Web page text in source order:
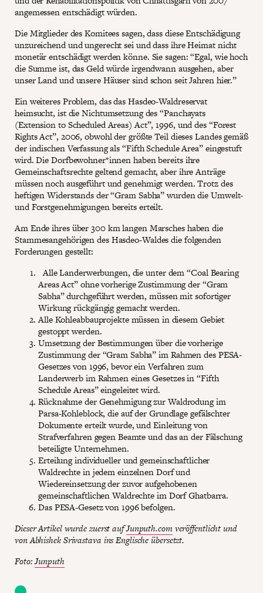
angemessen entschädigt würden.
Die Mitglieder des Komitees sagen, dass diese Entschädigung
unzureichend und ungerecht sei und dass ihre Heimat nicht
monetär entschädigt werden könne. Sie sagen: “Egal, wie hoch
die Summe ist, das Geld würde irgendwann ausgehen, aber
unser Land und unsere Häuser sind schon seit Jahren hier.”
Ein weiteres Problem, das das Hasdeo-Waldreservat
heimsucht, ist die Nichtumsetzung des “Panchayats
(Extension to Scheduled Areas) Act”, 1996, und des “Forest
Rights Act”, 2006, obwohl der größte Teil dieses Landes gemäß
der indischen Verfassung als “Fifth Schedule Area” eingestuft
wird. Die Dorfbewohner*innen haben bereits ihre
Gemeinschaftsrechte geltend gemacht, aber ihre Anträge
müssen noch ausgeführt und genehmigt werden. Trotz des
heftigen Widerstands der “Gram Sabha” wurden die Umwelt-
und Forstgenehmigungen bereits erteilt.
Am Ende ihres über 300 km langen Marsches haben die
Stammesangehörigen des Hasdeo-Waldes die folgenden
Forderungen gestellt:
Alle Landerwerbungen, die unter dem “Coal Bearing
Areas Act” ohne vorherige Zustimmung der “Gram
Sabha” durchgeführt werden, müssen mit sofortiger
Wirkung rückgängig gemacht werden.
Alle Kohleabbauprojekte müssen in diesem Gebiet
gestoppt werden.
Umsetzung der Bestimmungen über die vorherige
Zustimmung der “Gram Sabha” im Rahmen des PESA-
Gesetzes von 1996, bevor ein Verfahren zum
Landerwerb im Rahmen eines Gesetzes in “Fifth
Schedule Areas” eingeleitet wird.
Rücknahme der Genehmigung zur Waldrodung im
Parsa-Kohleblock, die auf der Grundlage gefälschter
Dokumente erteilt wurde, und Einleitung von
Strafverfahren gegen Beamte und das an der Fälschung
beteiligte Unternehmen.
Erteilung individueller und gemeinschaftlicher
Waldrechte in jedem einzelnen Dorf und
Wiedereinsetzung der zuvor aufgehobenen
gemeinschaftlichen Waldrechte im Dorf Ghatbarra.
Das PESA-Gesetz von 1996 befolgen.
Dieser Artikel wurde zuerst aufJunputh.comveröffentlicht und
von Abhishek Srivastava ins Englische übersetzt.
Foto:Junputh